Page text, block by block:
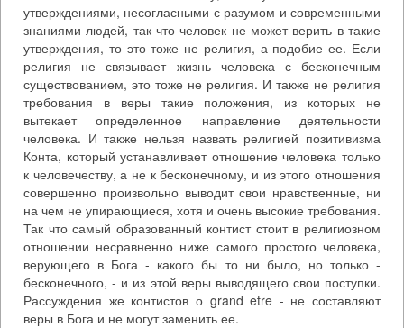
утверждениями, несогласными с разумом и современными
знаниями людей, так что человек не может верить в такие
утверждения, то это тоже не религия, а подобие ее. Если
религия не связывает жизнь человека с бесконечным
существованием, это тоже не религия. И также не религия
требования в веры такие положения, из которых не
вытекает определенное направление деятельности
человека. И также нельзя назвать религией позитивизма
Конта, который устанавливает отношение человека только
к человечеству, а не к бесконечному, и из этого отношения
совершенно произвольно выводит свои нравственные, ни
на чем не упирающиеся, хотя и очень высокие требования.
Так что самый образованный контист стоит в религиозном
отношении несравненно ниже самого простого человека,
верующего в Бога - какого бы то ни было, но только -
бесконечного, - и из этой веры выводящего свои поступки.
Рассуждения же контистов о grand etre - не составляют
веры в Бога и не могут заменить ее.